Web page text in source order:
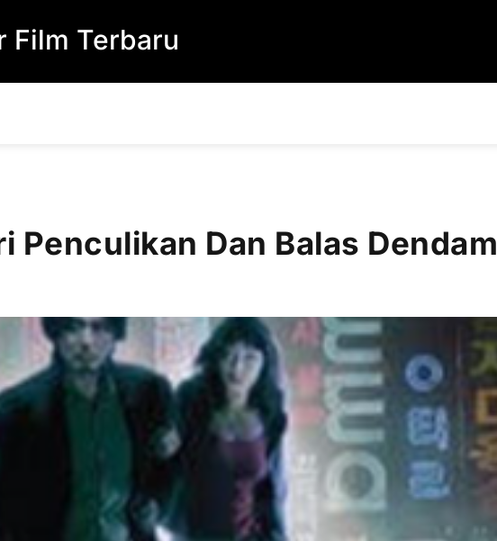
Film Terbaru
Penculikan Dan Balas Dendam